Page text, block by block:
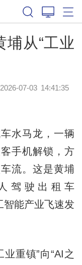
从“工业
2026-07-03 14:41:35
水马龙，一辆
手机解锁，方
流。这是黄埔
驾驶出租车
智能产业飞速发
重镇”向“AI之